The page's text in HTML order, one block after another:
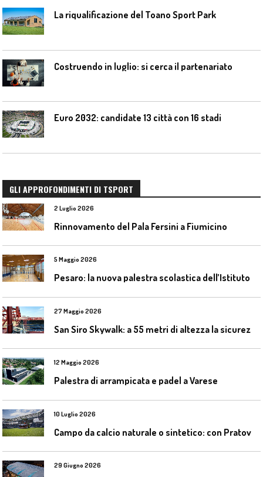
La riqualificazione del Toano Sport Park
Costruendo in luglio: si cerca il partenariato
Euro 2032: candidate 13 città con 16 stadi
GLI APPROFONDIMENTI DI TSPORT
2 Luglio 2026
Rinnovamento del Pala Fersini a Fiumicino
5 Maggio 2026
27 Maggio 2026
12 Maggio 2026
Palestra di arrampicata e padel a Varese
10 Luglio 2026
29 Giugno 2026